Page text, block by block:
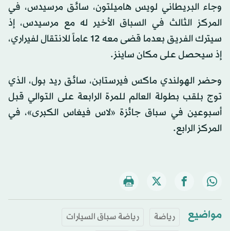
وجاء البريطاني لويس هاميلتون، سائق مرسيدس، في
المركز الثالث في السباق الأخير له مع مرسيدس، إذ
سيترك الفريق بعدما قضى معه 12 عاماً للانتقال لفيراري،
إذ سيحصل على مكان ساينز.
وحضر الهولندي ماكس فيرستابن، سائق ريد بول، الذي
توج بلقب بطولة العالم للمرة الرابعة على التوالي قبل
أسبوعين في سباق جائزة «لاس فيغاس الكبرى»، في
المركز الرابع.
مواضيع رياضة
رياضة سباق السيارات